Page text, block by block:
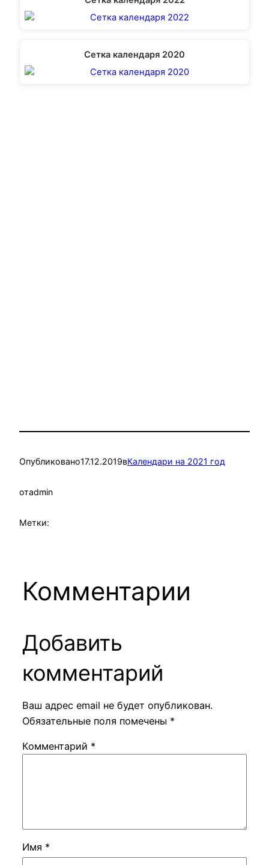
Сетка календаря 2020
Опубликовано17.12.2019вКалендари на 2021 год
отadmin
Метки:
Комментарии
Добавить
комментарий
Ваш адрес email не будет опубликован.
Обязательные поля помечены *
Комментарий *
Имя *